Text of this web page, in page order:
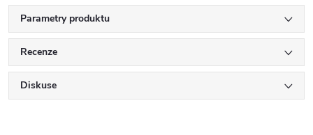
Parametry produktu
Recenze
Diskuse